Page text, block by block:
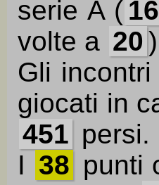
serie A ( 16
volte a 20
Gli
giocati in
451
I 38 punti